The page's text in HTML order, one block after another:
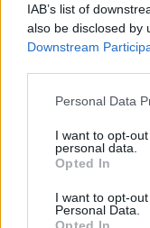
IAB’s list of
also be disclosed by
Downstream
Please note that
not limited to your
grant or deny
use your data for
consent section.
Personal Data
I want to opt-
personal data.
Opted In
I want to opt-
Personal Data.
Opted In
avventura?